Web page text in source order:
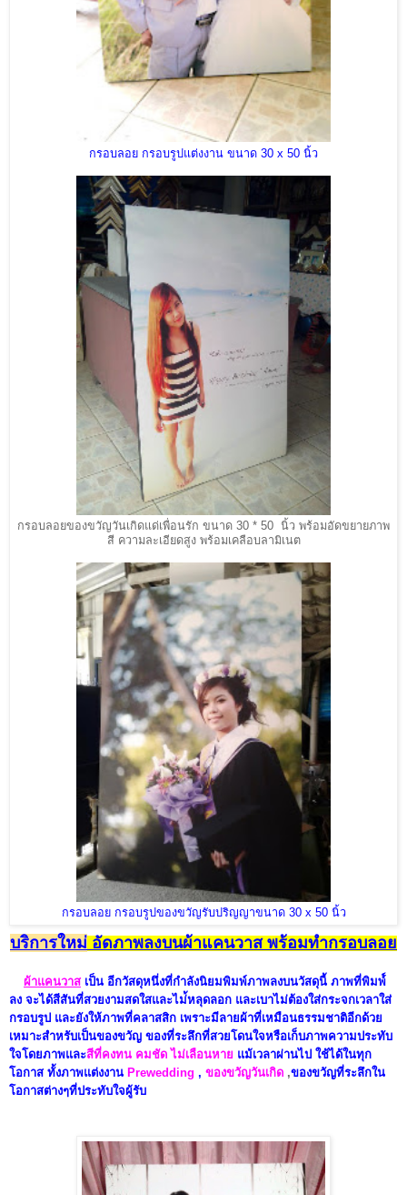
กรอบลอย กรอบรูปแต่งงาน ขนาด 30 x 50 นิ้ว
กรอบลอยของขวัญวันเกิดแด่เพื่อนรัก ขนาด 30 * 50 นิ้ว พร้อมอัดขยายภาพ
สี ความละเอียดสูง พร้อมเคลือบลามิเนต
กรอบลอย กรอบรูปของขวัญรับปริญญาขนาด 30 x 50 นิ้ว
บริการใหม่ อัดภาพลงบนผ้าแคนวาส พร้อมทำกรอบลอย
ผ้าแคนวาส เป็น อีกวัสดุหนึ่งที่กำลังนิยมพิมพ์ภาพลงบนวัสดุนี้ ภาพที่พิมพ์์
ลง จะได้สีสันที่สวยงามสดใสและไม่้หลุดลอก และเบาไม่ต้องใส่กระจกเวลาใส่
กรอบรูป และยังให้ภาพที่คลาสสิก เพราะมีลายผ้าที่เหมือนธรรมชาติอีกด้วย
เหมาะสำหรับเป็นของขวัญ ของที่ระลึกที่สวยโดนใจหรือเก็บภาพความประทับ
ใจโดยภาพและสีที่คงทน คมชัด ไม่เลือนหาย แม้เวลาผ่านไป ใช้ได้ในทุก
โอกาส ทั้งภาพแต่งงาน Prewedding , ของขวัญวันเกิด ,ของขวัญที่ระลึกใน
โอกาสต่างๆที่ประทับใจผู้รับ